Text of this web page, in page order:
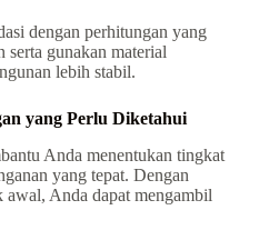
dengan perhitungan yang
serta gunakan material
lebih stabil.
yang Perlu Diketahui
Anda menentukan tingkat
yang tepat. Dengan
awal, Anda dapat mengambil